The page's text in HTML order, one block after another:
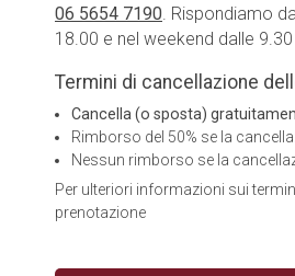
06 5654 7190. Rispondiamo
18.00 e nel weekend dalle
Termini di cancellazione
Cancella (o sposta)
Rimborso del 50% se la
Nessun rimborso se la
Per ulteriori informazioni sui
prenotazione